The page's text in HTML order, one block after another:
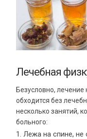
Лечебная
Безусловно, лечение
обходится без
несколько занятий,
больного:
Лежа на спине, не